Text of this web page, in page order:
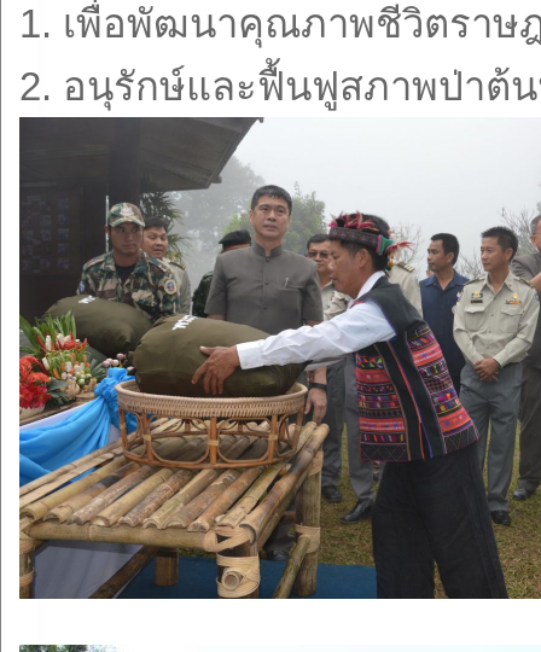
1. เพื่อพัฒนาคุณภาพชีวิตราษ
2. อนุรักษ์และฟื้นฟูสภาพป่าต้